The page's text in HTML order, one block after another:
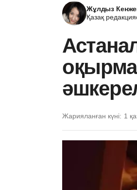
Жұлдыз
Қазақ
Жарияланған күні: 1